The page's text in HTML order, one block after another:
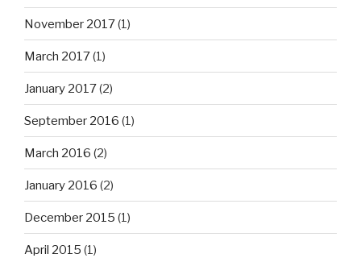
November 2017(1)
March 2017(1)
January 2017(2)
September 2016 (1)
March 2016 (2)
January 2016 (2)
December 2015 (1)
April 2015 (1)